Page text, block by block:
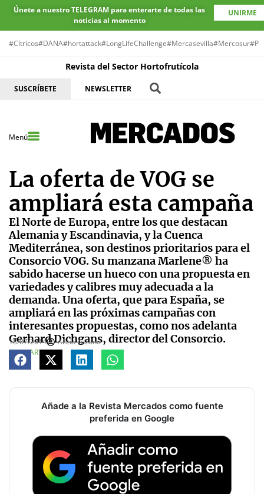
Únete a nuestro TELEGRAM para enterarte de todas las
noticias al momento
UNIRME
#Cítricos#DANA#hortattack#LongLifeChallenge#Mercasevilla#Mercosur
Revista del Sector Hortofrutícola
SUSCRÍBETE NEWSLETTER
Menú
La oferta de VOG se
ampliará esta campaña
El Norte de Europa, entre los que destacan
Alemania y Escandinavia, y la Cuenca
Mediterránea, son destinos prioritarios para el
Consorcio VOG. Su manzana Marlene® ha
sabido hacerse un hueco con una propuesta en
variedades y calibres muy adecuada a la
demanda. Una oferta, que para España, se
ampliará en las próximas campañas con
interesantes propuestas, como nos adelanta
Gerhard Dichgans, director del Consorcio.
18/07/2014
Alicia Lozano
COMPARTE
Añade a la Revista Mercados como fuente
preferida en Google